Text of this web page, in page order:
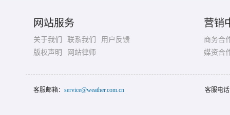
网站服务
关于我们 联系我们
用户反馈
版权声明
网站律师
营销
商务合
媒资合
客服邮箱： service@weather.com.cn 客服电